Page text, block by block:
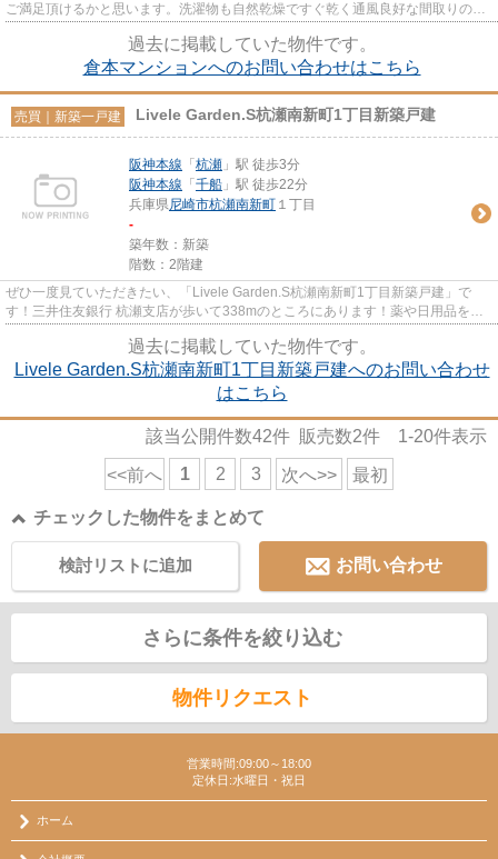
ご満足頂けるかと思います。洗濯物も自然乾燥ですぐ乾く通風良好な間取りの物
過去に掲載していた物件です。
倉本マンションへのお問い合わせはこちら
売買｜新築一戸建 Livele Garden.S杭瀬南新町1丁目新築戸建
阪神本線 「 杭瀬 」駅 徒歩3分
阪神本線 「 千船 」駅 徒歩22分
兵庫県尼崎市杭瀬南新町 １丁目
-
築年数：新築
階数：2階建
ぜひ一度見ていただきたい、「Livele Garden.S杭瀬南新町1丁目新築戸建」で
す！三井住友銀行 杭瀬支店が歩いて338mのところにあります！薬や日用品を買
過去に掲載していた物件です。
Livele Garden.S杭瀬南新町1丁目新築戸建へのお問い合わせ
はこちら
該当公開件数42件 販売数2件 1-20件表示
<<前へ 1 2 3 次へ>> 最初
チェックした物件をまとめて
お問い合わせ
検討リストに追加
さらに条件を絞り込む
物件リクエスト
営業時間:09:00～18:00
定休日:水曜日・祝日
ホーム